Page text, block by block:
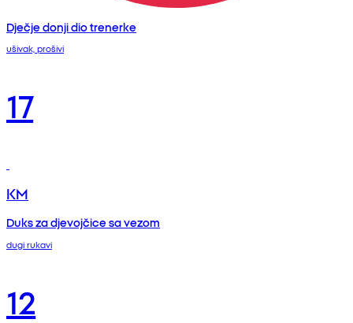
Dječje donji dio trenerke
ušivak, prošivi
17
KM
Duks za djevojčice sa vezom
dugi rukavi
12